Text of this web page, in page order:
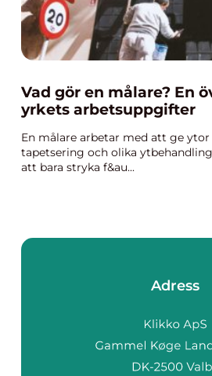
Vad gör en målare? En
yrkets arbetsuppgifter
En målare arbetar med att ge
tapetsering och olika
att bara stryka f&au...
Adress